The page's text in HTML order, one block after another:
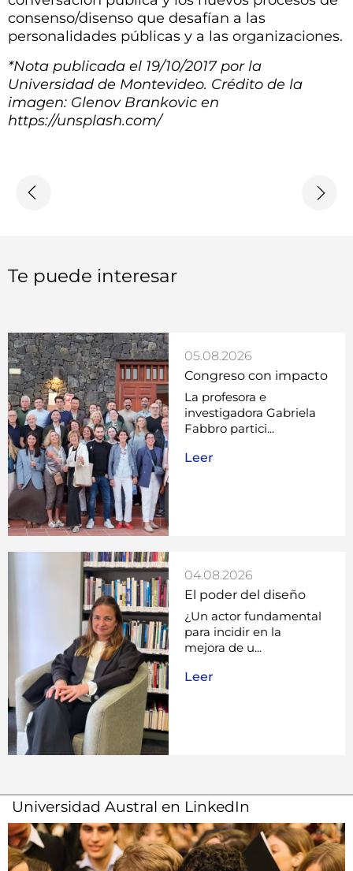
consenso/disenso que desafían a las
personalidades públicas y a las organizaciones.
*Nota publicada el 19/10/2017 por la
Universidad de Montevideo. Crédito de la
imagen: Glenov Brankovic en
https://unsplash.com/
Te puede interesar
05.08.2026
Congreso con impacto
La profesora e
investigadora Gabriela
Fabbro partici...
Leer
04.08.2026
El poder del diseño
¿Un actor fundamental
para incidir en la
mejora de u...
Leer
Universidad Austral en LinkedIn